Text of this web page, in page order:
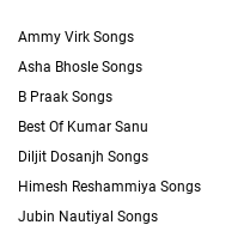
Ammy Virk Songs
Asha Bhosle Songs
B Praak Songs
Best Of Kumar Sanu
Diljit Dosanjh Songs
Himesh Reshammiya Songs
Jubin Nautiyal Songs